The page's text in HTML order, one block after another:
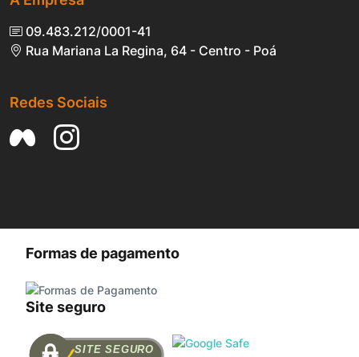
09.483.212/0001-41
Rua Mariana La Regina, 64 - Centro - Poá
Redes Sociais
Formas de pagamento
Site seguro
SITE SEGURO